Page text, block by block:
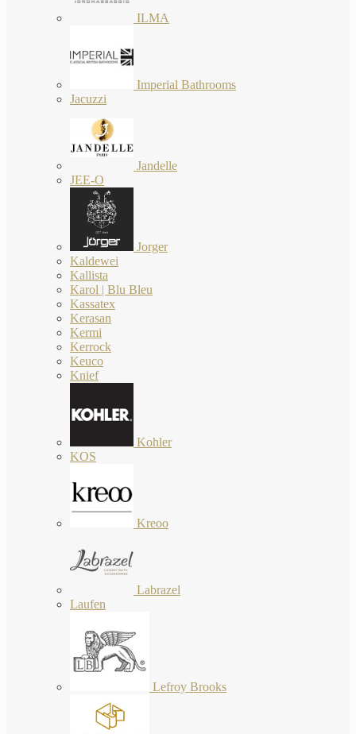
ILMA
Imperial Bathrooms
Jacuzzi
Jandelle
JEE-O
Jorger
Kaldewei
Kallista
Karol | Blu Bleu
Kassatex
Kerasan
Kermi
Kerrock
Keuco
Knief
Kohler
KOS
Kreoo
Labrazel
Laufen
Lefroy Brooks